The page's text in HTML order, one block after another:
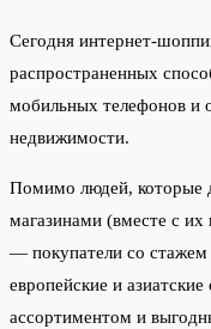
Сегодня интернет-
распространенных
мобильных телефонов и
недвижимости.
Помимо людей, которые
магазинами (вместе с
— покупатели со
европейские и
ассортиментом и